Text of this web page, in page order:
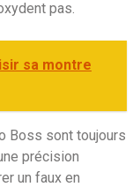
pas.
sa montre
Boss sont toujours
précision
un faux en